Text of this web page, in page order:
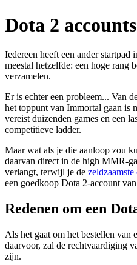
Dota 2
Iedereen heeft een ander
meestal hetzelfde: een hoge rang
verzamelen.
Er is echter een probleem... Van
het toppunt van Immortal gaan
vereist duizenden games en een
competitieve ladder.
Maar wat als je die aanloop zou
daarvan direct in de high MMR-
verlangt, terwijl je de
een goedkoop Dota 2-account
Redenen om een
Als het gaat om het bestellen van
daarvoor, zal de rechtvaardiging
zijn.